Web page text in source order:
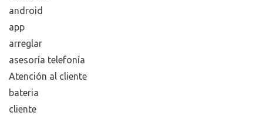
android
app
arreglar
asesoría telefonía
Atención al cliente
bateria
cliente